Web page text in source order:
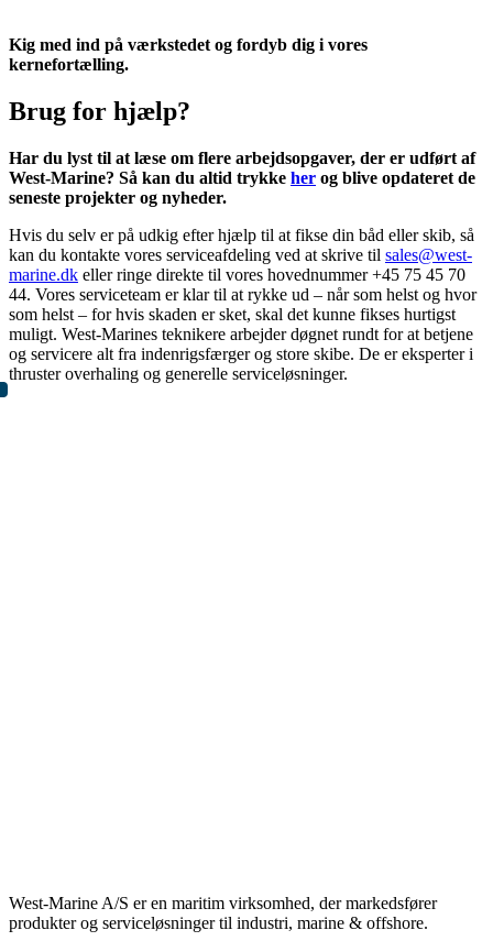
Kig med ind på værkstedet og fordyb dig i vores
kernefortælling.
Brug for hjælp?
Har du lyst til at læse om flere arbejdsopgaver, der er udført af
West-Marine? Så kan du altid trykke her og blive opdateret de
seneste projekter og nyheder.
Hvis du selv er på udkig efter hjælp til at fikse din båd eller skib, så
kan du kontakte vores serviceafdeling ved at skrive til sales@west-
marine.dk eller ringe direkte til vores hovednummer +45 75 45 70
44. Vores serviceteam er klar til at rykke ud – når som helst og hvor
som helst – for hvis skaden er sket, skal det kunne fikses hurtigst
muligt. West-Marines teknikere arbejder døgnet rundt for at betjene
og servicere alt fra indenrigsfærger og store skibe. De er eksperter i
thruster overhaling og generelle serviceløsninger.
West-Marine A/S er en maritim virksomhed, der markedsfører
produkter og serviceløsninger til industri, marine & offshore.